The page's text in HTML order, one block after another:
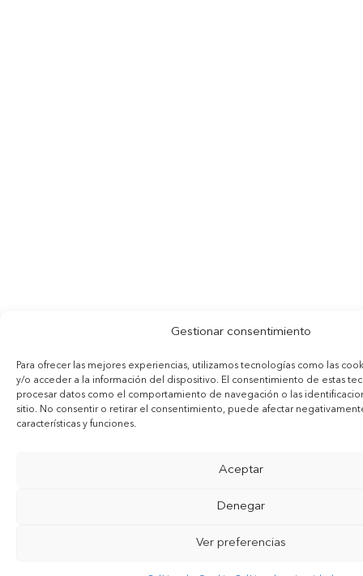
Gestionar consentimiento
Para ofrecer las mejores experiencias, utilizamos tecnologías como las
y/o acceder a la información del dispositivo. El consentimiento de estas
procesar datos como el comportamiento de navegación o las
sitio. No consentir o retirar el consentimiento, puede afectar
características y funciones.
Aceptar
Denegar
Ver preferencias